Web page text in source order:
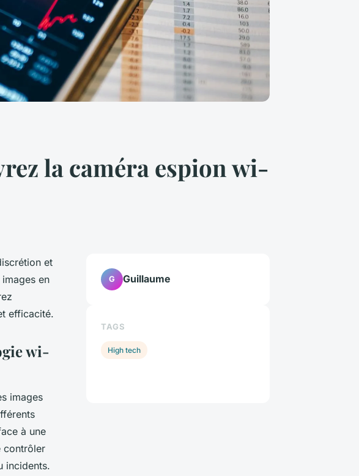
la caméra espion wi-
et
en
efficacité.
wi-
images
à une
contrôler
incidents.
G Guillaume
TAGS
High tech